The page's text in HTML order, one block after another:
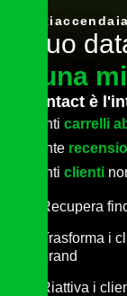
uo dat
una mi
econtact è
Quanti carrelli
Quante
Quanti clienti
Recupera
Trasforma i
brand
Riattiva i